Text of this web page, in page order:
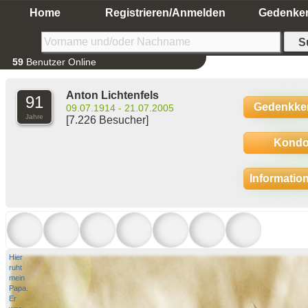
Home Registrieren/Anmelden
59 Benutzer Online
91
Jahre
Anton Lichtenfels
09.07.1914 - 21.07.2005
[7.226 Besucher]
Hier
ruht
mein
Papa.
Er